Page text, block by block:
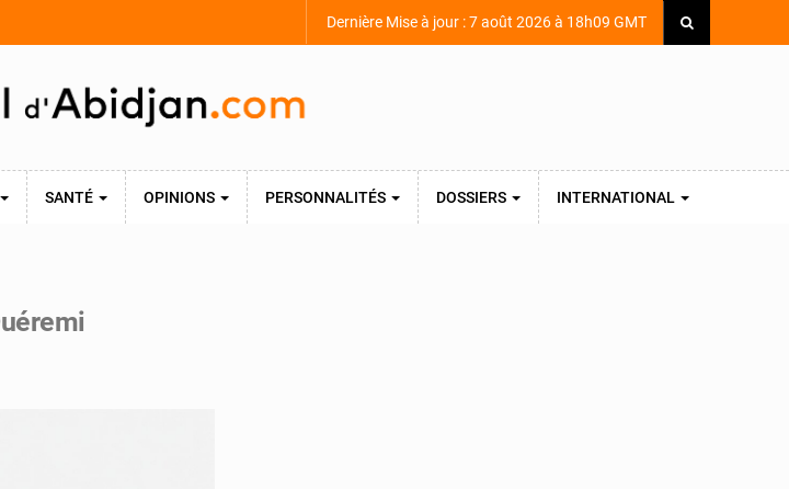
Dernière Mise à jour : 7 août 2026 à 18h09 GMT
SANTÉ OPINIONS PERSONNALITÉS DOSSIERS INTERNATIONAL